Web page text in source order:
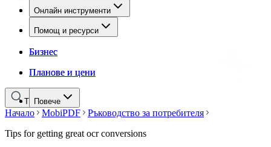
Онлайн инструменти
Помощ и ресурси
Бизнес
Планове и цени
Повече
Онлайн инструменти
Помощ и ресурси
Бизнес
Планове и цени
Търсене
Начало MobiPDF
Ръководство за потребителя
Tips for getting great ocr conversions